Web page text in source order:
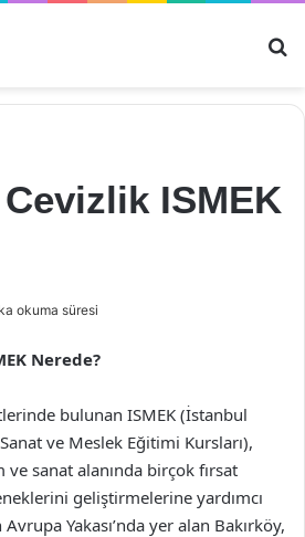
ISMEK
okuma süresi
Nerede?
bulunan ISMEK (İstanbul
ve Meslek Eğitimi Kursları),
sanat alanında birçok fırsat
geliştirmelerine yardımcı
Yakası’nda yer alan Bakırköy,